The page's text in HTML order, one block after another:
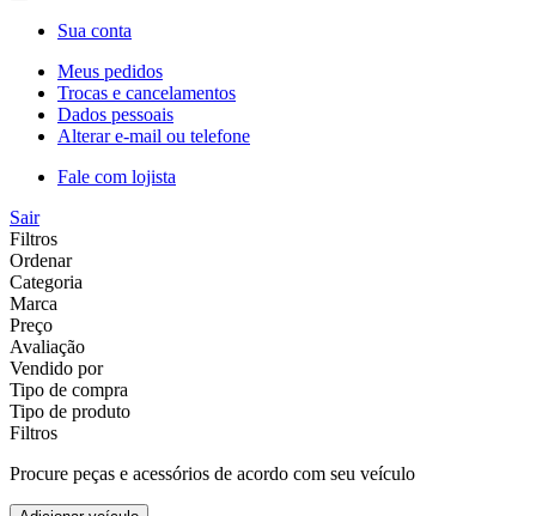
Sua conta
Meus pedidos
Trocas e cancelamentos
Dados pessoais
Alterar e-mail ou telefone
Fale com lojista
Sair
Filtros
Ordenar
Categoria
Marca
Preço
Avaliação
Vendido por
Tipo de compra
Tipo de produto
Filtros
Procure peças e acessórios de acordo com seu veículo